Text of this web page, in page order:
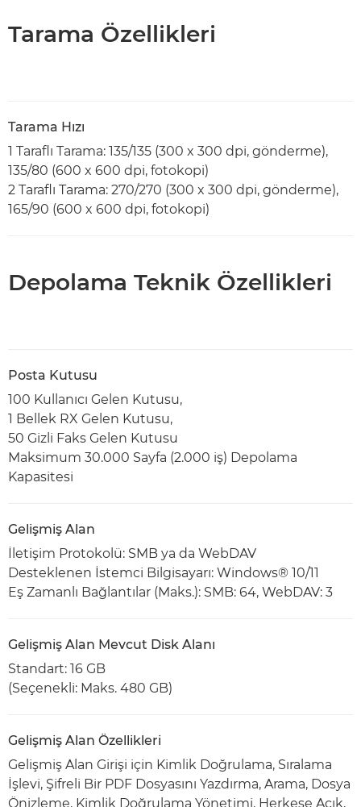
Tarama Özellikleri
Tarama Hızı
1 Taraflı Tarama: 135/135 (300 x 300 dpi, gönderme),
135/80 (600 x 600 dpi, fotokopi)
2 Taraflı Tarama: 270/270 (300 x 300 dpi, gönderme),
165/90 (600 x 600 dpi, fotokopi)
Depolama Teknik Özellikleri
Posta Kutusu
100 Kullanıcı Gelen Kutusu,
1 Bellek RX Gelen Kutusu,
50 Gizli Faks Gelen Kutusu
Maksimum 30.000 Sayfa (2.000 iş) Depolama
Kapasitesi
Gelişmiş Alan
İletişim Protokolü: SMB ya da WebDAV
Desteklenen İstemci Bilgisayarı: Windows® 10/11
Eş Zamanlı Bağlantılar (Maks.): SMB: 64, WebDAV: 3
Gelişmiş Alan Mevcut Disk Alanı
Standart: 16 GB
(Seçenekli: Maks. 480 GB)
Gelişmiş Alan Özellikleri
Gelişmiş Alan Girişi için Kimlik Doğrulama, Sıralama
İşlevi, Şifreli Bir PDF Dosyasını Yazdırma, Arama, Dosya
Önizleme, Kimlik Doğrulama Yönetimi, Herkese Açık,